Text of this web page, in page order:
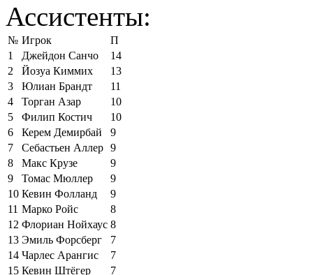
Ассистенты:
№ Игрок
П
1
Джейдон Санчо
14
2
Йозуа Киммих
13
3
Юлиан Брандт
11
4
Торган Азар
10
5
Филип Костич
10
6
Керем Демирбай
9
7
Себастьен Аллер 9
8
Макс Крузе
9
9
Томас Мюллер
9
10 Кевин Фолланд
9
11 Марко Ройс
8
12 Флориан Нойхаус 8
13 Эмиль Форсберг
7
14 Чарлес Арангис
7
15 Кевин Штёгер 7